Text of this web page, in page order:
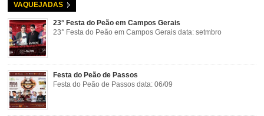
VAQUEJADAS
23° Festa do Peão em Campos Gerais
23° Festa do Peão em Campos Gerais data: setmbro
Festa do Peão de Passos
Festa do Peão de Passos data: 06/09